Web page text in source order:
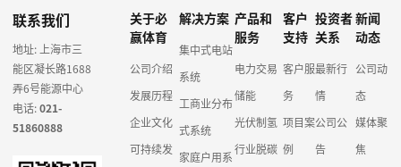
联系我们
地址: 上海市三
能区凝长路1688
弄6号能源中心
电话:021-
51860888
关于必
赢体育
公司介绍
发展历程
企业文化
可持续发
解决方案
集中式电站
系统
工商业分布
式系统
家庭户用系
产品和
服务
电力交易
储能
光伏制氢
行业脱碳
客户
支持
客户服
务
项目案
例
投资者
关系
最新行
情
公司公
告
新闻
动态
公司动
态
媒体聚
焦